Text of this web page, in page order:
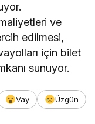
ve
edilmesi,
için bilet
sunuyor.
Vay
Üzgün